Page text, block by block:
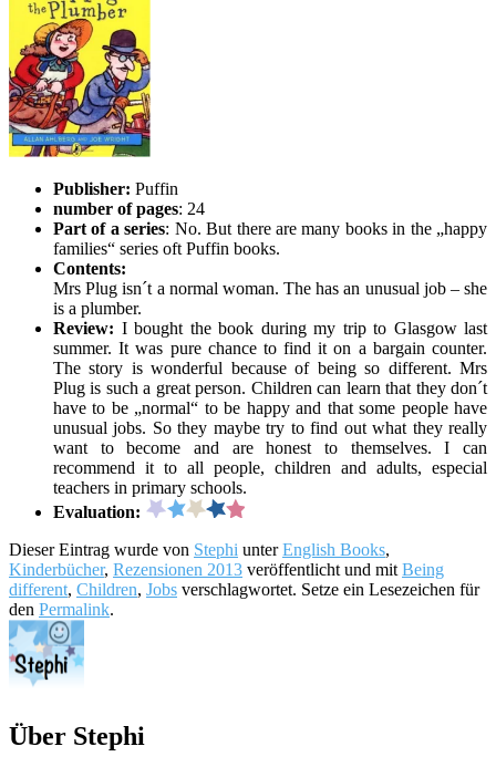
Publisher: Puffin
number of pages: 24
Part of a series: No. But there are many books in the „happy
families“ series oft Puffin books.
Contents:
Mrs Plug isn´t a normal woman. The has an unusual job – she
is a plumber.
Review: I bought the book during my trip to Glasgow last
summer. It was pure chance to find it on a bargain counter.
The story is wonderful because of being so different. Mrs
Plug is such a great person. Children can learn that they don´t
have to be „normal“ to be happy and that some people have
unusual jobs. So they maybe try to find out what they really
want to become and are honest to themselves. I can
recommend it to all people, children and adults, especial
teachers in primary schools.
Evaluation:
Dieser Eintrag wurde von Stephi unterEnglish Books,
Kinderbücher, Rezensionen 2013 veröffentlicht und mit Being
different, Children, Jobs verschlagwortet. Setze ein Lesezeichen für
den Permalink.
Über Stephi